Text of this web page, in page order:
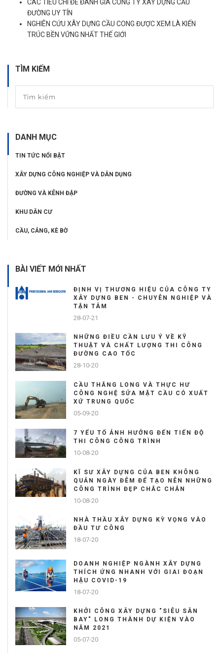
CÁC TIÊU CHÍ ĐỂ ĐÁNH GIÁ CÔNG TY XÂY DỰNG CẦU
ĐƯỜNG UY TÍN
NGHIÊN CỨU XÂY DỰNG CẦU CONG ĐƯỢC XEM LÀ KIẾN
TRÚC BỀN VỮNG NHẤT THẾ GIỚI
TÌM KIẾM
DANH MỤC
TIN TỨC NỔI BẬT
XÂY DỰNG CÔNG NGHIỆP VÀ DÂN DỤNG
ĐƯỜNG VÀ KÊNH ĐẬP
KHU DÂN CƯ
CẦU, CẢNG, KÈ BỜ
BÀI VIẾT MỚI NHẤT
ĐỊNH VỊ THƯƠNG HIỆU CỦA CÔNG TY
XÂY DỰNG BEN - CHUYÊN NGHIỆP VÀ
TẬN TÂM
28-07-21
NHỮNG ĐIỀU CẦN LƯU Ý VỀ KỸ
THUẬT VÀ CHẤT LƯỢNG THI CÔNG
ĐƯỜNG CAO TỐC
28-10-20
CẦU THĂNG LONG VÀ THỰC HƯ
CÔNG NGHỆ SỬA MẶT CẦU CÓ XUẤT
XỨ TRUNG QUỐC
05-09-20
7 YẾU TỐ ẢNH HƯỞNG ĐẾN TIẾN ĐỘ
THI CÔNG CÔNG TRÌNH
10-08-20
KĨ SƯ XÂY DỰNG CỦA BEN KHÔNG
QUẢN NGÀY ĐÊM ĐỂ TẠO NÊN NHỮNG
CÔNG TRÌNH ĐẸP CHẮC CHẮN
10-08-20
NHÀ THẦU XÂY DỰNG KỲ VỌNG VÀO
ĐẦU TƯ CÔNG
18-07-20
DOANH NGHIỆP NGÀNH XÂY DỰNG
THÍCH ỨNG NHANH VỚI GIAI ĐOẠN
HẬU COVID-19
18-07-20
KHỞI CÔNG XÂY DỰNG "SIÊU SÂN
BAY" LONG THÀNH DỰ KIỆN VÀO
NĂM 2021
05-07-20